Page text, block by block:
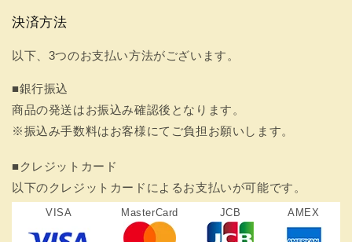
決済方法
以下、3つのお支払い方法がございます。
■銀行振込
商品の発送はお振込み確認後となります。
※振込み手数料はお客様にてご負担お願いします。
■クレジットカード
以下のクレジットカードによるお支払いが可能です。
VISA MasterCard JCB AMEX